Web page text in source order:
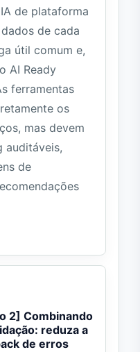
de plataforma
de cada
útil comum e,
AI Ready
ferramentas
os
mas devem
auditáveis,
de
2] Combinando
reduza a
de erros